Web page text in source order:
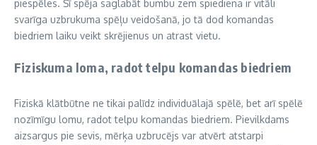
piespēles. Šī spēja saglabāt bumbu zem spiediena ir vitāli
svarīga uzbrukuma spēļu veidošanā, jo tā dod komandas
biedriem laiku veikt skrējienus un atrast vietu.
Fiziskuma loma, radot telpu komandas biedriem
Fiziskā klātbūtne ne tikai palīdz individuālajā spēlē, bet arī spēlē
nozīmīgu lomu, radot telpu komandas biedriem. Pievilkdams
aizsargus pie sevis, mērķa uzbrucējs var atvērt atstarpi